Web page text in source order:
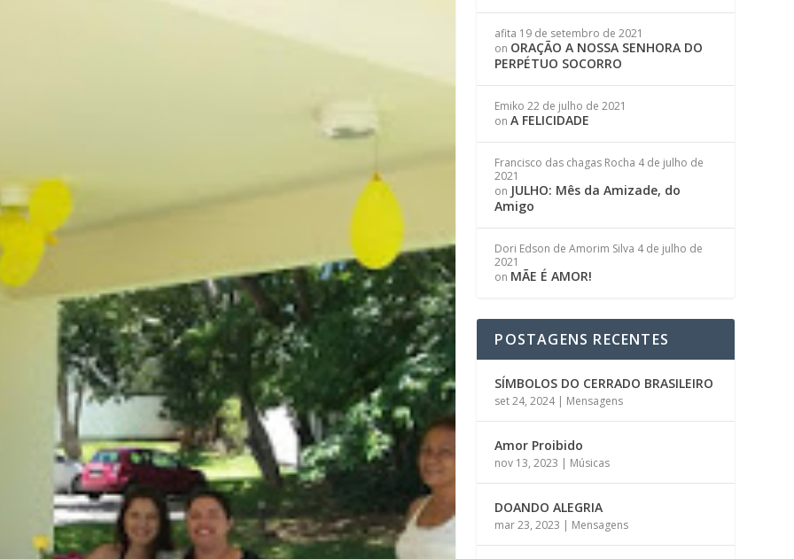
afita 19 de setembro de 2021
on ORAÇÃO A NOSSA SENHORA DO
PERPÉTUO SOCORRO
Emiko 22 de julho de 2021
onA FELICIDADE
Francisco das chagas Rocha 4 de julho de
2021
on JULHO: Mês da Amizade, do
Amigo
Dori Edson de Amorim Silva 4 de julho de
2021
on MÃE É AMOR!
POSTAGENS RECENTES
SÍMBOLOS DO CERRADO BRASILEIRO
set 24, 2024| Mensagens
Amor Proibido
nov 13, 2023 | Músicas
DOANDO ALEGRIA
mar 23, 2023 | Mensagens